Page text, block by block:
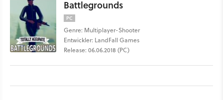
Battlegrounds
PC
Genre: Multiplayer-Shooter
Entwickler: LandFall Games
Release: 06.06.2018 (PC)